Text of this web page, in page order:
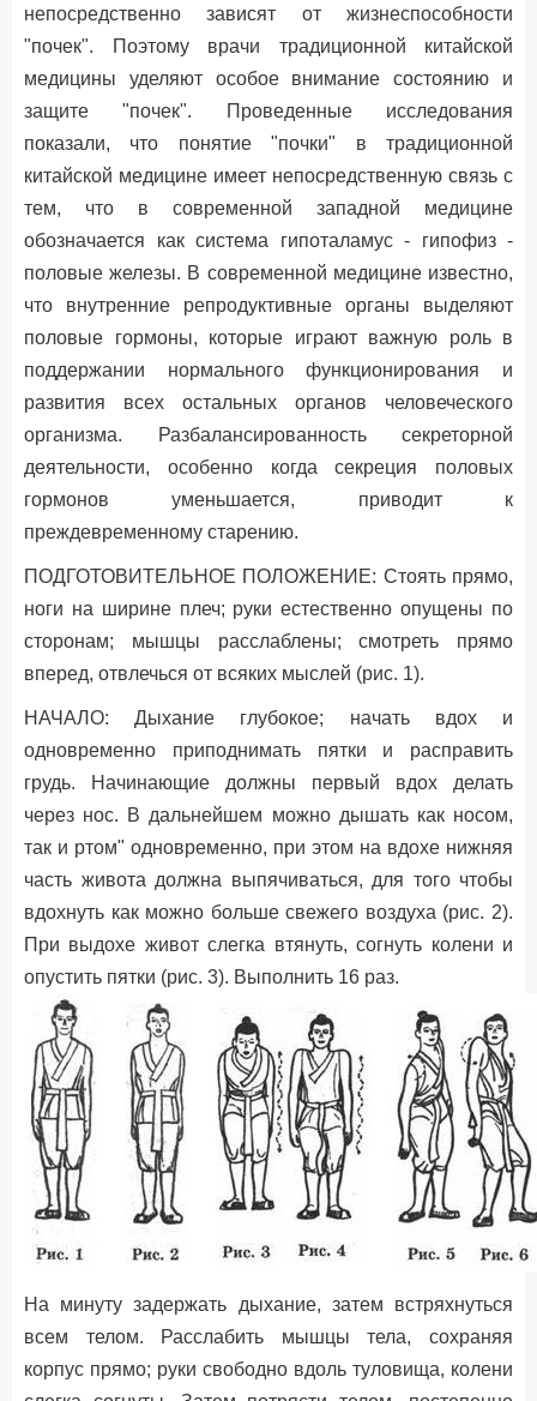
непосредственно зависят от жизнеспособности
"почек". Поэтому врачи традиционной китайской
медицины уделяют особое внимание состоянию и
защите "почек". Проведенные исследования
показали, что понятие "почки" в традиционной
китайской медицине имеет непосредственную связь с
тем, что в современной западной медицине
обозначается как система гипоталамус - гипофиз -
половые железы. В современной медицине известно,
что внутренние репродуктивные органы выделяют
половые гормоны, которые играют важную роль в
поддержании нормального функционирования и
развития всех остальных органов человеческого
организма. Разбалансированность секреторной
деятельности, особенно когда секреция половых
гормонов уменьшается, приводит к
преждевременному старению.
ПОДГОТОВИТЕЛЬНОЕ ПОЛОЖЕНИЕ: Стоять прямо,
ноги на ширине плеч; руки естественно опущены по
сторонам; мышцы расслаблены; смотреть прямо
вперед, отвлечься от всяких мыслей (рис. 1).
НАЧАЛО: Дыхание глубокое; начать вдох и
одновременно приподнимать пятки и расправить
грудь. Начинающие должны первый вдох делать
через нос. В дальнейшем можно дышать как носом,
так и ртом" одновременно, при этом на вдохе нижняя
часть живота должна выпячиваться, для того чтобы
вдохнуть как можно больше свежего воздуха (рис. 2).
При выдохе живот слегка втянуть, согнуть колени и
опустить пятки (рис. 3). Выполнить 16 раз.
На минуту задержать дыхание, затем встряхнуться
всем телом. Расслабить мышцы тела, сохраняя
корпус прямо; руки свободно вдоль туловища, колени